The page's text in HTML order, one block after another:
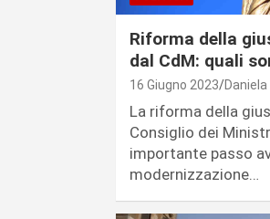
Riforma della
dal CdM: quali
16 Giugno 2023
La riforma della
Consiglio dei
importante passo
modernizzazione…